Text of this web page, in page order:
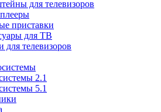
для телевизоров
приставки
для ТВ
для телевизоров
2.1
5.1